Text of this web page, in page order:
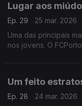
Lugar aos
Ep. 29
25 mar. 2026
Uma das principais
nos jovens. O
Um feito
Ep. 28
24 mar. 2026